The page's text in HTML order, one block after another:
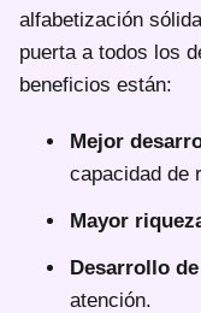
alfabetización
puerta a todos los
beneficios están:
Mejor
capacidad de
Mayor
Desarrollo
atención.